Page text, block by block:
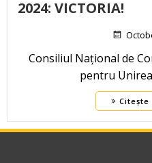
2024: VICTORIA!
Consiliul Național de
pentru
Citește